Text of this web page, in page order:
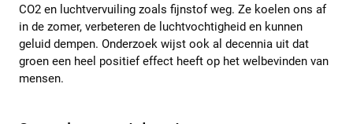
CO2 en luchtvervuiling zoals fijnstof weg. Ze koelen ons af
in de zomer, verbeteren de luchtvochtigheid en kunnen
geluid dempen. Onderzoek wijst ook al decennia uit dat
groen een heel positief effect heeft op het welbevinden van
mensen.